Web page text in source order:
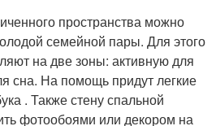
пространства можно
семейной пары. Для этого
на две зоны: активную для
сна. На помощь придут легкие
. Также стену спальной
фотообоями или декором на